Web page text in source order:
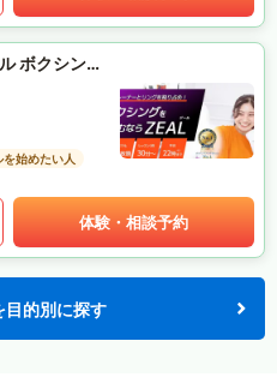
ZEAL BOXING FITNESS（ジール ボクシング フィットネス）
始めたい人
体験・相談予約
目的別に探す